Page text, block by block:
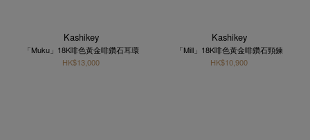
Kashikey
「Muku」18K啡色黃金啡鑽石耳環
HK$13,000
Kashikey
「Mill」18K啡色黃金啡鑽石頸鍊
HK$10,900